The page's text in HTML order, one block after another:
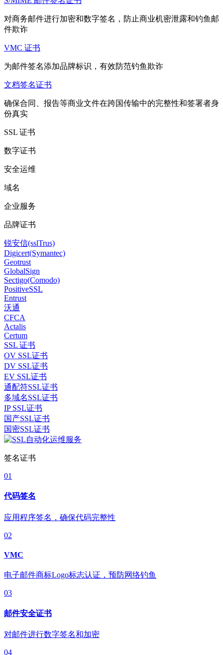
对商务邮件进行加密和数字签名，防止商业机密泄露和钓鱼邮
件欺诈
VMC 证书
为邮件签名添加品牌标识，有效防范钓鱼欺诈
文档签名证书
确保合同、报告等商业文件在跨国传输中的完整性和签署者身
份真实
SSL 证书
数字证书
安全运维
域名
企业服务
品牌证书
锐安信(sslTrus)
Digicert(Symantec)
Geotrust
GlobalSign
Sectigo(Comodo)
PositiveSSL
Entrust
沃通
CFCA
Actalis
Certum
SSL 证书
OV SSL证书
DV SSL证书
EV SSL证书
通配符SSL证书
多域名SSL证书
IP SSL证书
国产SSL证书
国密SSL证书
签名证书
01
代码签名
应用程序签名，确保代码完整性
02
VMC
电子邮件商标Logo标志认证，预防网络钓鱼
03
邮件安全证书
对邮件进行数字签名和加密
04